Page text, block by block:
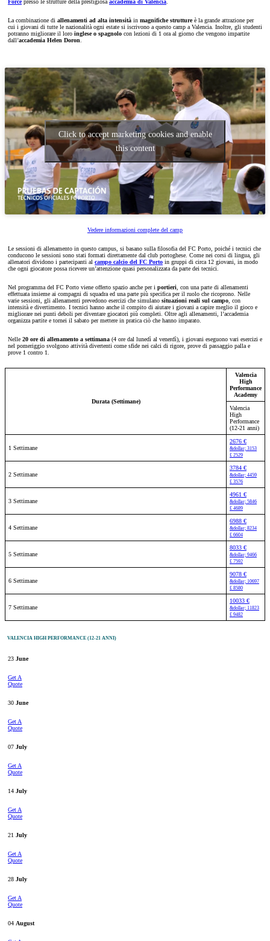
Forcepresso le strutture della prestigiosa accademia di Valencia
La combinazione di allenamenti ad alta intensità in magnifiche struttureè la grande attrazione per
cui i giovani di tutte le nazionalità ogni estate si iscrivono a questo camp a Valencia. Inoltre, gli studenti
potranno migliorare il loro inglese o spagnolo con lezioni di 1 ora al giorno che vengono impartite
dall’accademia Helen Doron
Click to accept marketing cookies and enable
this content
Vedere informazioni complete del camp
Le sessioni di allenamento in questo campus, si basano sulla filosofia del FC Porto, poiché i tecnici che
conducono le sessioni sono stati formati direttamente dal club portoghese. Come nei corsi di lingua, gli
allenatori dividono i partecipanti al campo calcio del FC Porto in gruppi di circa 12 giovani, in modo
che ogni giocatore possa ricevere un’attenzione quasi personalizzata da parte dei tecnici.
Nel programma del FC Porto viene offerto spazio anche per i portieri , con una parte di allenamenti
effettuata insieme ai compagni di squadra ed una parte più specifica per il ruolo che ricoprono. Nelle
varie sessioni, gli allenamenti prevedono esercizi che simulano situazioni reali sul campo , con
intensità e divertimento. I tecnici hanno anche il compito di aiutare i giovani a capire meglio il gioco e
migliorare nei punti deboli per diventare giocatori più completi. Oltre agli allenamenti, l’accademia
organizza partite e tornei il sabato per mettere in pratica ciò che hanno imparato.
Nelle 20 ore di allenamento a settimana (4 ore dal lunedì al venerdì), i giovani eseguono vari esercizi e
nel pomeriggio svolgono attività divertenti come sfide nei calci di rigore, prove di passaggio palla e
prove 1 contro 1.
Durata (Settimane)
Valencia
High
Performance
Academy
Valencia
High
Performance
(12-21 anni)
1 Settimane
2676 €
&dollar; 3153
£ 2529
2 Settimane
3784 €
&dollar; 4459
£ 3576
3 Settimane
4961 €
&dollar; 5846
£ 4689
4 Settimane
6988 €
&dollar; 8234
£ 6604
5 Settimane
8033 €
&dollar; 9466
£ 7592
6 Settimane
9078 €
&dollar; 10697
£ 8580
7 Settimane
10033 €
&dollar; 11823
£ 9482
VALENCIA HIGH PERFORMANCE (12-21 ANNI)
23 June
Get A
Quote
30 June
Get A
Quote
07 July
Get A
Quote
14 July
Get A
Quote
21 July
Get A
Quote
28 July
Get A
Quote
04 August